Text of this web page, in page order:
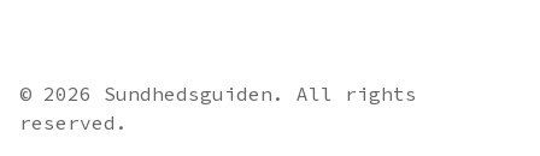
© 2026 Sundhedsguiden. All rights
reserved.